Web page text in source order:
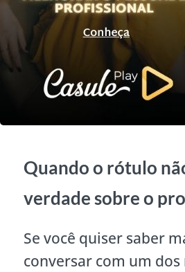
Quando o rótulo
verdade sobre o
Se você quiser saber
conversar com um dos